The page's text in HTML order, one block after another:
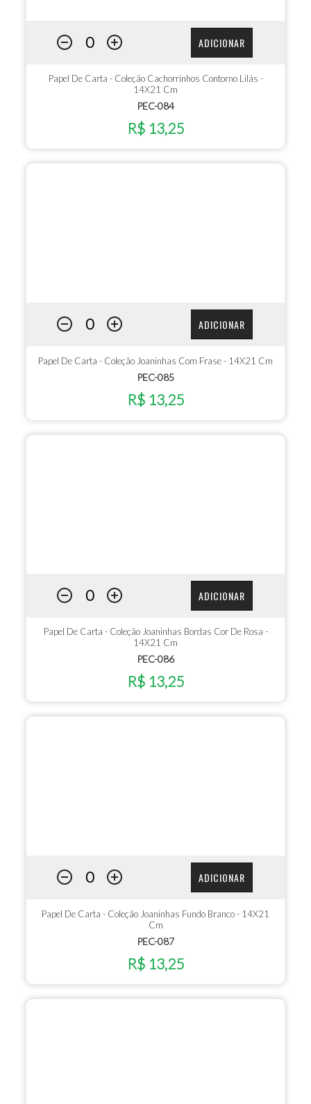
ADICIONAR
Papel De Carta - Coleção Cachorrinhos Contorno Lilás -
14X21 Cm
PEC-084
R$ 13,25
ADICIONAR
Papel De Carta - Coleção Joaninhas Com Frase - 14X21 Cm
PEC-085
R$ 13,25
ADICIONAR
Papel De Carta - Coleção Joaninhas Bordas Cor De Rosa -
14X21 Cm
PEC-086
R$ 13,25
ADICIONAR
Papel De Carta - Coleção Joaninhas Fundo Branco - 14X21
Cm
PEC-087
R$ 13,25